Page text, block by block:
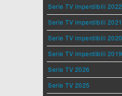
Serie TV imperdibili 2022
Serie TV imperdibili 2021
Serie TV imperdibili 2020
Serie TV imperdibili 2019
Serie TV 2026
Serie TV 2025